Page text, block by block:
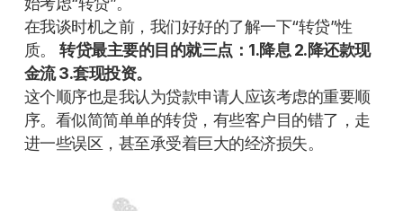
在我谈时机之前，我们好好的了解一下“转贷”性
质。转贷最主要的目的就三点：1.降息 2.降还款现
金流 3.套现投资。
这个顺序也是我认为贷款申请人应该考虑的重要顺
序。看似简简单单的转贷，有些客户目的错了，走
进一些误区，甚至承受着巨大的经济损失。